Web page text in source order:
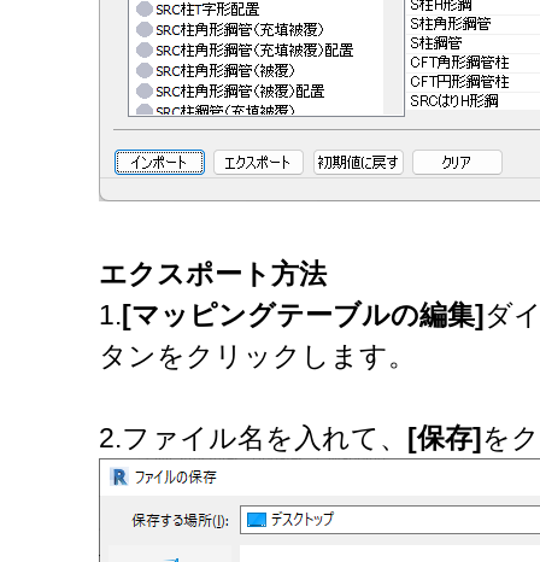
エクスポート方法
1.[マッピングテーブルの編集]ダ
タンをクリックします。
2.ファイル名を入れて、 [保存]を